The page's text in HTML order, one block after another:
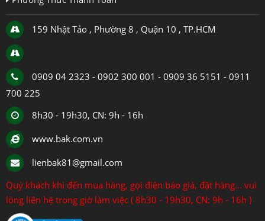
159 Nhật Tảo , Phường 8 , Quận 10 , TP.HCM
0909 04 2323 - 0902 300 001 - 0909 36 5151 - 0911
700 225
8h30 - 19h30, CN: 9h - 16h
www.bak.com.vn
lienbak81@gmail.com
Quý khách khi đến mua hàng, gọi điện báo giá, đặt hàng... vui
lòng liên hệ trong giờ làm việc ( 8h30 - 19h30, CN: 9h - 16h )